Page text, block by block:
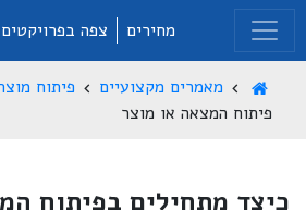
מחירים צפה בפרויקטים
מאמרים מקצועיים
פיתוח
פיתוח המצאה או מוצר
כיצד מתחילים בפיתוח